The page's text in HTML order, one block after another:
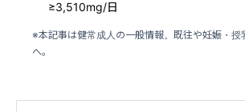
≥3,510mg/日
※本記事は健常成人の一般情報。既往や妊娠・授
へ。